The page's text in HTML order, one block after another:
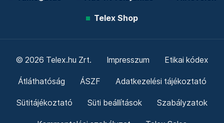
Telex Shop
© 2026 Telex.hu Zrt. Impresszum Etikai kódex
Átláthatóság ÁSZF Adatkezelési tájékoztató
Sütitájékoztató Süti beállítások Szabályzatok